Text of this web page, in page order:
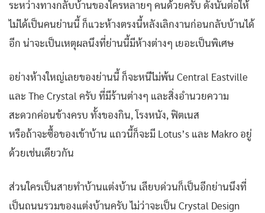
ระหว่างทางกลับบ้านของใครหลายๆ คนด้วยครับ ดังนั้นต่อให้
ไม่ได้เป็นคนย่านนี้ ก็แวะห้างตรงนี้หลังเลิกงานก่อนกลับบ้านได้
อีก น่าจะเป็นเหตุผลนึงที่ย่านนี้มีห้างต่างๆ เยอะเป็นพิเศษ
อย่างห้างใหญ่เลยของย่านนี้ ก็จะหนีไม่พ้น Central Eastville
และ The Crystal ครับ ที่มีร้านต่างๆ และสิ่งอำนวยความ
สะดวกค่อนข้างครบ ทั้งของกิน, โรงหนัง, ฟิตเนส
หรือถ้าจะซื้อของเข้าบ้าน แถวนี้ก็จะมี Lotus’s และ Makro อยู่
ด้วยเช่นเดียวกัน
ส่วนใครเป็นสายทำบ้านแต่งบ้าน เลียบด่วนก็เป็นอีกย่านนึงที่
เป็นถนนรวมของแต่งบ้านครับ ไม่ว่าจะเป็น Crystal Design